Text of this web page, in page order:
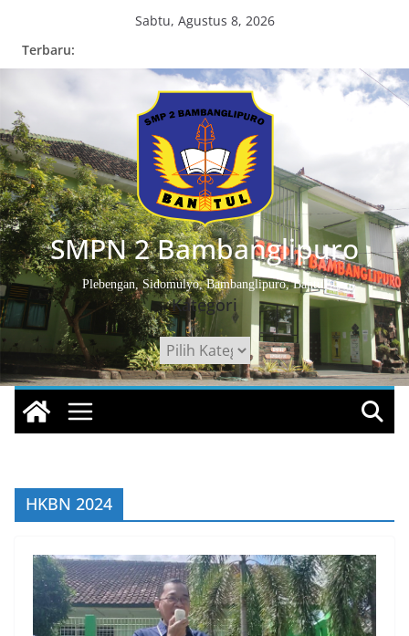
Sabtu, Agustus 8, 2026
Terbaru:
SMPN 2 Bambanglipuro
Plebengan, Sidomulyo, Bambanglipuro, Bantul
Kategori
Kategori
HKBN 2024